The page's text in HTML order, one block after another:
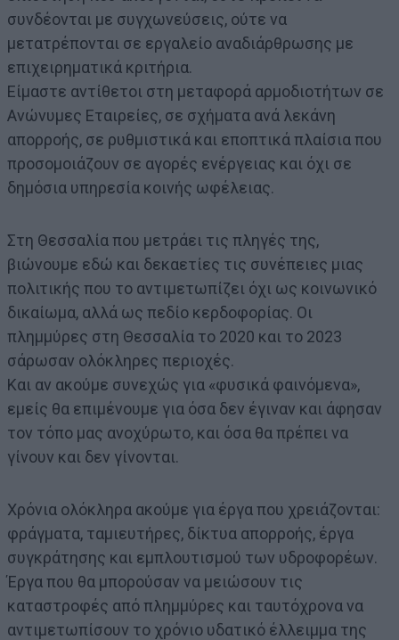
συνδέονται με συγχωνεύσεις, ούτε να
μετατρέπονται σε εργαλείο αναδιάρθρωσης με
επιχειρηματικά κριτήρια.
Είμαστε αντίθετοι στη μεταφορά αρμοδιοτήτων σε
Ανώνυμες Εταιρείες, σε σχήματα ανά λεκάνη
απορροής, σε ρυθμιστικά και εποπτικά πλαίσια που
προσομοιάζουν σε αγορές ενέργειας και όχι σε
δημόσια υπηρεσία κοινής ωφέλειας.
Στη Θεσσαλία που μετράει τις πληγές της,
βιώνουμε εδώ και δεκαετίες τις συνέπειες μιας
πολιτικής που το αντιμετωπίζει όχι ως κοινωνικό
δικαίωμα, αλλά ως πεδίο κερδοφορίας. Οι
πλημμύρες στη Θεσσαλία το 2020 και το 2023
σάρωσαν ολόκληρες περιοχές.
Και αν ακούμε συνεχώς για «φυσικά φαινόμενα»,
εμείς θα επιμένουμε για όσα δεν έγιναν και άφησαν
τον τόπο μας ανοχύρωτο, και όσα θα πρέπει να
γίνουν και δεν γίνονται.
Χρόνια ολόκληρα ακούμε για έργα που χρειάζονται:
φράγματα, ταμιευτήρες, δίκτυα απορροής, έργα
συγκράτησης και εμπλουτισμού των υδροφορέων.
Έργα που θα μπορούσαν να μειώσουν τις
καταστροφές από πλημμύρες και ταυτόχρονα να
αντιμετωπίσουν το χρόνιο υδατικό έλλειμμα της